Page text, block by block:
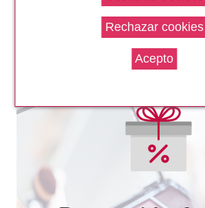
CHRISTIAN DIOR
DIOR ULTRA ROUGE BARRA
LABIOS 777 ULTRA STAR
desde